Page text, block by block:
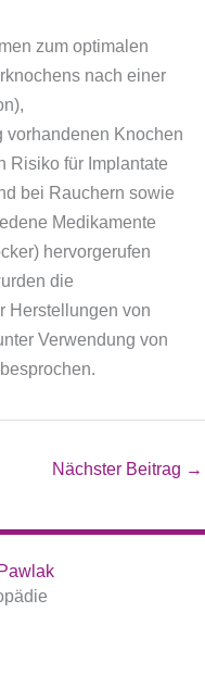
zum optimalen
nach einer
vorhandenen Knochen
Risiko für Implantate
bei Rauchern sowie
Medikamente
hervorgerufen
die
Herstellungen von
Verwendung von
Nächster Beitrag →